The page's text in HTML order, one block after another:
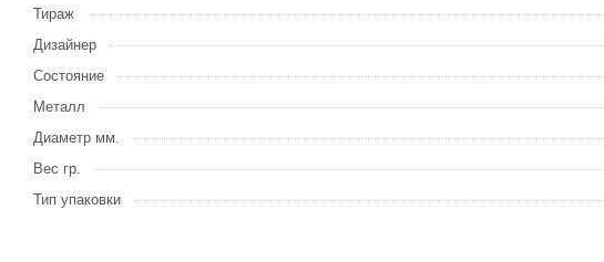
Тираж
Дизайнер
Состояние
Металл
Диаметр мм.
Вес гр.
Тип упаковки